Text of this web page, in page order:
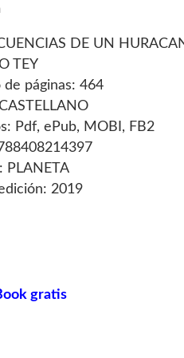
DE UN
TEY
de páginas: 464
Pdf, ePub, MOBI, FB2
PLANETA
2019
gratis